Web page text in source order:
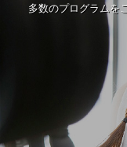
多数のプログラムを